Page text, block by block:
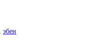
эбен